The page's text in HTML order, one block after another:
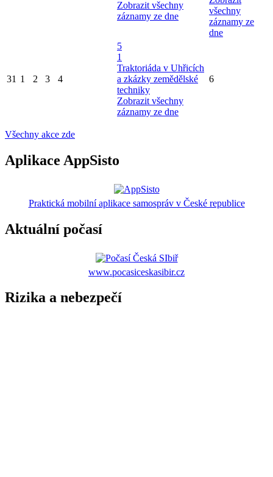
Zobrazit všechny
záznamy ze dne
všechny
záznamy ze
dne
31 1 2 3 4
5
1
Traktoriáda v Uhřicích
a zkázky zemědělské
techniky
Zobrazit všechny
záznamy ze dne
6
Všechny akce zde
Aplikace AppSisto
Praktická mobilní aplikace samospráv v České republice
Aktuální počasí
www.pocasiceskasibir.cz
Rizika a nebezpečí